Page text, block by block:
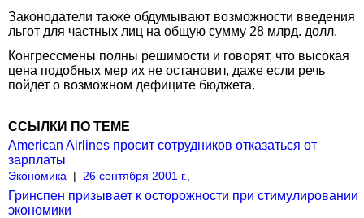
Законодатели также обдумывают возможности введения
льгот для частных лиц на общую сумму 28 млрд. долл.
Конгрессмены полны решимости и говорят, что высокая
цена подобных мер их не остановит, даже если речь
пойдет о возможном дефиците бюджета.
ССЫЛКИ ПО ТЕМЕ
American Airlines просит сотрудников отказаться от
зарплаты
Экономика | 26 сентября 2001 г.,
Гринспен призывает к осторожности при стимулировании
экономики